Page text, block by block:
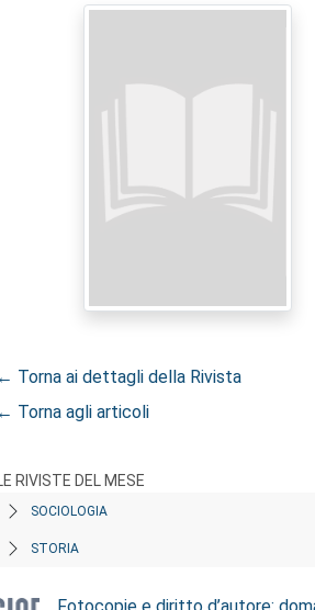
← Torna ai dettagli della Rivista
← Torna agli articoli
RIVISTE DEL MESE
SOCIOLOGIA
STORIA